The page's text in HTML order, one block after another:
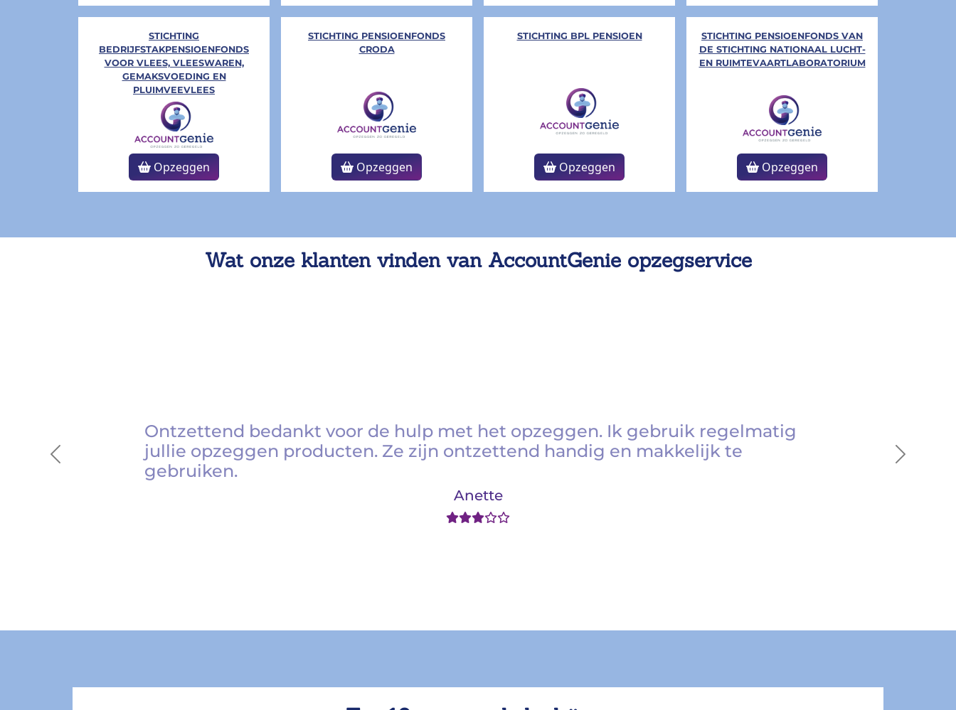
STICHTING
BEDRIJFSTAKPENSIOENFONDS
VOOR VLEES, VLEESWAREN,
GEMAKSVOEDING EN
PLUIMVEEVLEES
Opzeggen
STICHTING PENSIOENFONDS
CRODA
Opzeggen
STICHTING BPL PENSIOEN
Opzeggen
STICHTING PENSIOENFONDS VAN
DE STICHTING NATIONAAL LUCHT-
EN RUIMTEVAARTLABORATORIUM
Opzeggen
Wat onze klanten vinden van AccountGenie opzegservice
Previous
Ontzettend bedankt voor de hulp met het opzeggen. Ik gebruik regelmatig
jullie opzeggen producten. Ze zijn ontzettend handig en makkelijk te
gebruiken.
Anette
Next